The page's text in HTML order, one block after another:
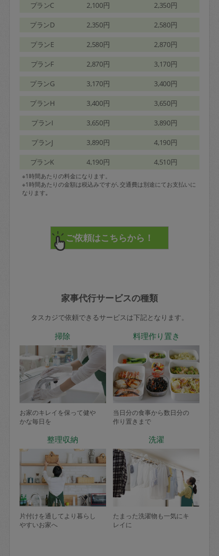
プランC 2,100円 2,350円
プランD 2,350円 2,580円
プランE 2,580円 2,870円
プランF 2,870円 3,170円
プランG 3,170円 3,400円
プランH 3,400円 3,650円
プランI 3,650円 3,890円
プランJ 3,890円 4,190円
プランK 4,190円 4,510円
※1時間あたりの料金になります。
※1時間あたりの金額は税込みですが､交通費は別途にてお支払いに
なります｡
家事代行サービスの種類
タスカジで依頼できるサービスは下記となります。
掃除
お家のキレイを保って健や
かな毎日を
料理作り置き
当日分の食事から数日分の
作り置きまで
整理収納
片付けを通してより暮らし
やすいお家へ
洗濯
たまった洗濯物も一気にキ
レイに